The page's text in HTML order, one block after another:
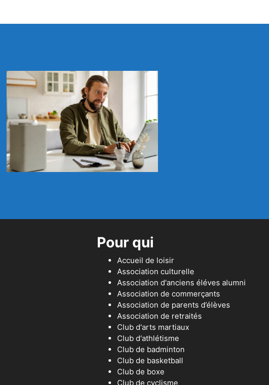
Pour qui
Accueil de loisir
Association culturelle
Association d'anciens éléves alumni
Association de commerçants
Association de parents d’élèves
Association de retraités
Club d'arts martiaux
Club d'athlétisme
Club de badminton
Club de basketball
Club de boxe
Club de cyclisme